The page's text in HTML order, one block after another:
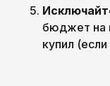
бюджет на
купил